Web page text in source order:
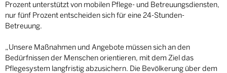
Prozent unterstützt von mobilen Pflege- und Betreuungsdiensten,
nur fünf Prozent entscheiden sich für eine 24-Stunden-
Betreuung.
„Unsere Maßnahmen und Angebote müssen sich an den
Bedürfnissen der Menschen orientieren, mit dem Ziel das
Pflegesystem langfristig abzusichern. Die Bevölkerung über dem